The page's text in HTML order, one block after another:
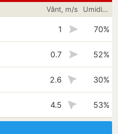
Vânt, m/s Umiditate
1 70%
0.7 52%
2.6 30%
4.5 53%